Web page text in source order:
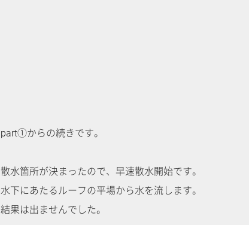
part①からの続きです。
散水箇所が決まったので、早速散水開始です。
水下にあたるルーフの平場から水を流します。
結果は出ませんでした。